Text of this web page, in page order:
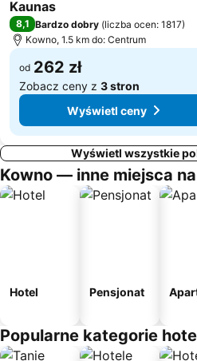
Kaunas
8,1 Bardzo dobry (liczba ocen: 1817)
Kowno, 1.5 km do: Centrum
od 262 zł
Zobacz ceny z 3 stron
Wyświetl ceny
Wyświetl wszystkie
Kowno — inne miejsca
Hotel Pensjonat
Popularne kategorie